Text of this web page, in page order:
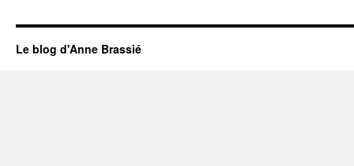
Le blog d'Anne Brassié